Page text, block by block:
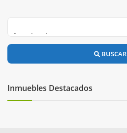
BUSCAR
Inmuebles Destacados